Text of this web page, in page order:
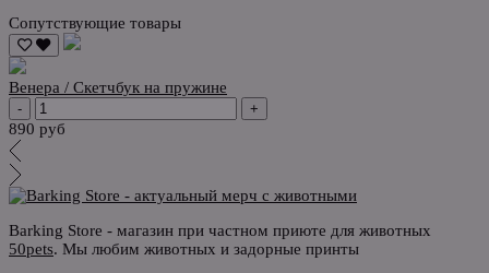
Сопутствующие товары
Венера / Скетчбук на пружине
- +
890 руб
Barking Store - магазин при частном приюте для животных
50pets. Мы любим животных и задорные принты